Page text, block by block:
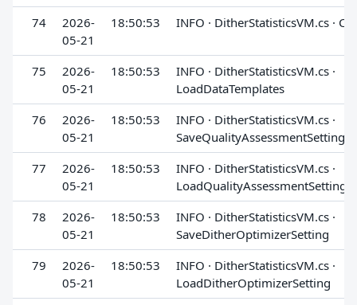
74
2026-
05-21
18:50:53 INFO · DitherStatisticsVM.cs ·
75
2026-
05-21
18:50:53
INFO · DitherStatisticsVM.cs ·
LoadDataTemplates
76
2026-
05-21
18:50:53
INFO · DitherStatisticsVM.cs ·
SaveQualityAssessmentSetting
77
2026-
05-21
18:50:53
INFO · DitherStatisticsVM.cs ·
LoadQualityAssessmentSetting
78
2026-
05-21
18:50:53
INFO · DitherStatisticsVM.cs ·
SaveDitherOptimizerSetting
79
2026-
05-21
18:50:53
INFO · DitherStatisticsVM.cs ·
LoadDitherOptimizerSetting